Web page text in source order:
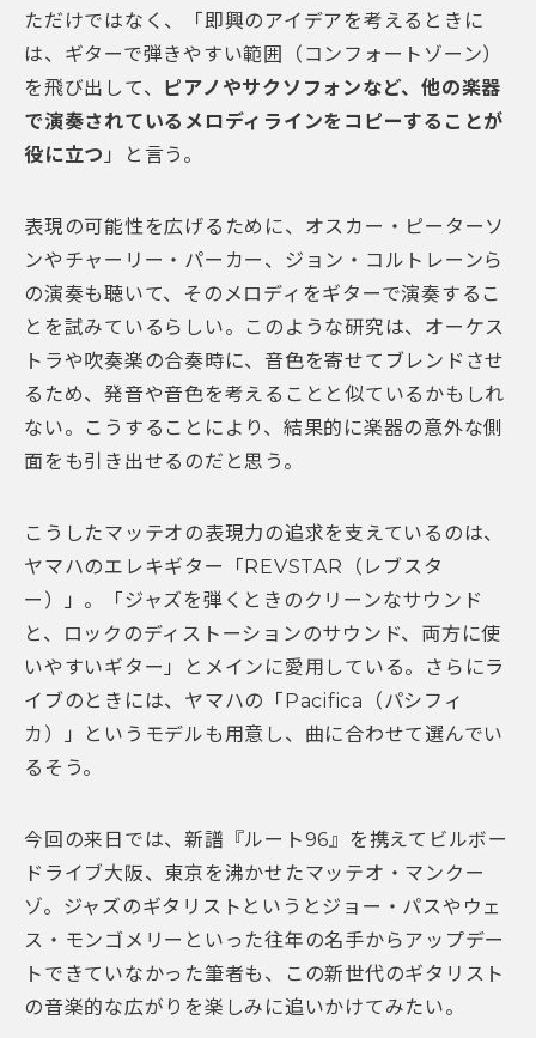
ただけではなく、
「即興のアイデアを考えるときに
は、ギターで弾きやすい範囲（コンフォートゾーン）
を飛び出して、 ピアノやサクソフォンなど、他の楽器
で演奏されているメロディラインをコピーすることが
役に立つ 」と言う。
表現の可能性を広げるために、オスカー・ピーターソ
ンやチャーリー・パーカー、ジョン・コルトレーンら
の演奏も聴いて、そのメロディをギターで演奏するこ
とを試みているらしい。このような研究は、オーケス
トラや吹奏楽の合奏時に、音色を寄せてブレンドさせ
るため、発音や音色を考えることと似ているかもしれ
ない。こうすることにより、結果的に楽器の意外な側
面をも引き出せるのだと思う。
こうしたマッテオの表現力の追求を支えているのは、
ヤマハのエレキギター「REVSTAR（レブスタ
ー）」。「ジャズを弾くときのクリーンなサウンド
と、ロックのディストーションのサウンド、両方に使
いやすいギター」とメインに愛用している。さらにラ
イブのときには、ヤマハの「Pacifica（パシフィ
カ）」というモデルも用意し、曲に合わせて選んでい
るそう。
今回の来日では、新譜『ルート96』を携えてビルボー
ドライブ大阪、東京を沸かせたマッテオ・マンクー
ゾ。ジャズのギタリストというとジョー・パスやウェ
ス・モンゴメリーといった往年の名手からアップデー
トできていなかった筆者も、この新世代のギタリスト
の音楽的な広がりを楽しみに追いかけてみたい。